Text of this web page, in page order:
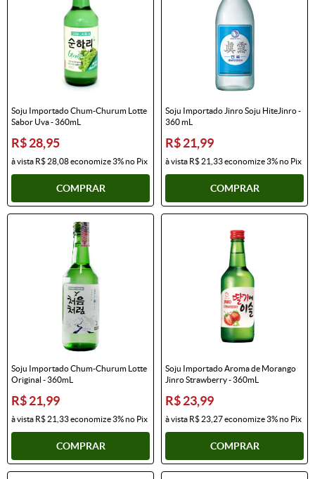
Soju Importado Chum-Churum Lotte
Sabor Uva - 360mL
R$ 28,95
à vista R$ 28,08economize3%no Pix
COMPRAR
Soju Importado Jinro Soju HiteJinro -
360 mL
R$ 21,99
à vista R$ 21,33economize3%no Pix
COMPRAR
Soju Importado Chum-Churum Lotte
Original - 360mL
R$ 21,99
à vista R$ 21,33economize3%no Pix
COMPRAR
Soju Importado Aroma de Morango
Jinro Strawberry - 360mL
R$ 23,99
à vista R$ 23,27economize3%no Pix
COMPRAR